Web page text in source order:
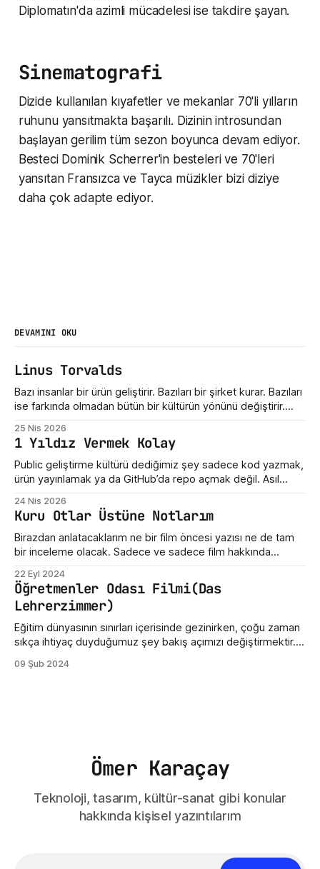
Diplomatın'da azimli mücadelesi ise takdire şayan.
Sinematografi
Dizide kullanılan kıyafetler ve mekanlar 70'li yılların
ruhunu yansıtmakta başarılı. Dizinin introsundan
başlayan gerilim tüm sezon boyunca devam ediyor.
Besteci Dominik Scherrer'in besteleri ve 70'leri
yansıtan Fransızca ve Tayca müzikler bizi diziye
daha çok adapte ediyor.
DEVAMINI OKU
Linus Torvalds
Bazı insanlar bir ürün geliştirir. Bazıları bir şirket kurar. Bazıları
ise farkında olmadan bütün bir kültürün yönünü değiştirir.
şey sadece bir işletim sistemi çekirdeği değil. Sunucuların,
telefonların, gömülü sistemlerin, süper bilgisayarların,
geliştirici araçlarının ve modern internet altyapısının sessiz
taşıyıcılarından biri. Ama hikayenin
25 Nis 2026
1 Yıldız Vermek Kolay
Public geliştirme kültürü dediğimiz şey sadece kod yazmak,
ürün yayınlamak ya da GitHub’da repo açmak değil. Asıl
gördüğümüzde ne yaptığımız. Eksik bir özellik fark
ettiğimizde nasıl konuştuğumuz. Bir geliştiricinin henüz
olgunlaşmamış fikrine verdiğimiz tepki. Maalesef bizde çoğu
zaman bu kültür destek
24 Nis 2026
Kuru Otlar Üstüne Notlarım
Birazdan anlatacaklarım ne bir film öncesi yazısı ne de tam
bir inceleme olacak. Sadece ve sadece film hakkında
Ceylan'ın son filmi "Kuru Otlar Üstüne" filmini izledim ve filmin
etkisi üzerimdeyken bir şeyler karalamak istedim. Açıkçası,
bu film beni
22 Eyl 2024
Öğretmenler Odası Filmi(Das
Lehrerzimmer)
Eğitim dünyasının sınırları içerisinde gezinirken, çoğu zaman
sıkça ihtiyaç duyduğumuz şey bakış açımızı değiştirmektir.
Öğretmenler Odası filmi, gerçek bir öğretmen odasının iç
09 Şub 2024
Ömer Karaçay
Teknoloji, tasarım, kültür-sanat gibi konular
hakkında kişisel yazıntılarım